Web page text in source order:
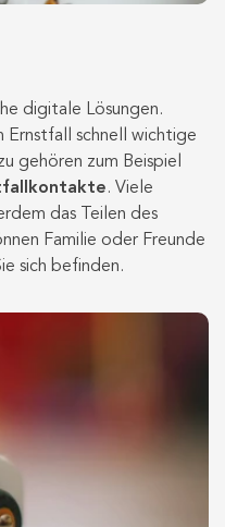
digitale Lösungen.
schnell wichtige
gehören zum Beispiel
. Viele
das Teilen des
Familie oder Freunde
sich befinden.